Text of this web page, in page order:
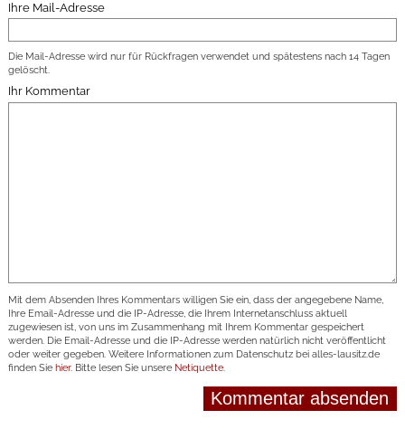
Ihre Mail-Adresse
Die Mail-Adresse wird nur für Rückfragen verwendet und spätestens nach 14 Tagen
gelöscht.
Ihr Kommentar
Mit dem Absenden Ihres Kommentars willigen Sie ein, dass der angegebene Name,
Ihre Email-Adresse und die IP-Adresse, die Ihrem Internetanschluss aktuell
zugewiesen ist, von uns im Zusammenhang mit Ihrem Kommentar gespeichert
werden. Die Email-Adresse und die IP-Adresse werden natürlich nicht veröffentlicht
oder weiter gegeben. Weitere Informationen zum Datenschutz bei alles-lausitz.de
finden Sie hier. Bitte lesen Sie unsere Netiquette.